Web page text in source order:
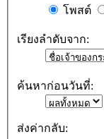
โพสต์
เรียงลำดับจาก:
ค้นหาก่อนวันที่:
ส่งค่ากลับ: